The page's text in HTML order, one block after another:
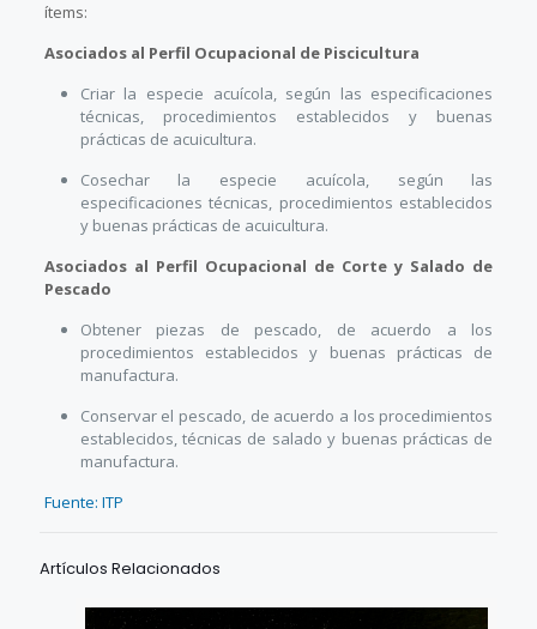
ítems:
Asociados al Perfil Ocupacional de Piscicultura
Criar la especie acuícola, según las especificaciones
técnicas, procedimientos establecidos y buenas
prácticas de acuicultura.
Cosechar la especie acuícola, según las
especificaciones técnicas, procedimientos establecidos
y buenas prácticas de acuicultura.
Asociados al Perfil Ocupacional de Corte y Salado de
Pescado
Obtener piezas de pescado, de acuerdo a los
procedimientos establecidos y buenas prácticas de
manufactura.
Conservar el pescado, de acuerdo a los procedimientos
establecidos, técnicas de salado y buenas prácticas de
manufactura.
Fuente: ITP
Artículos Relacionados